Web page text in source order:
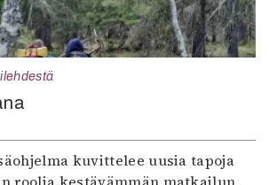
kuvittelee uusia tapoja